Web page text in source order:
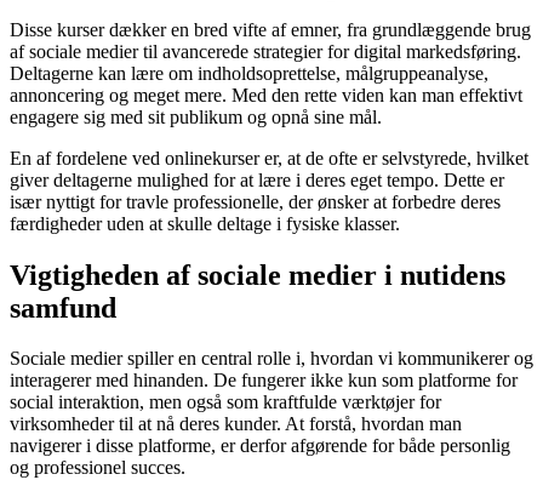
Disse kurser dækker en bred vifte af emner, fra grundlæggende brug
af sociale medier til avancerede strategier for digital markedsføring.
Deltagerne kan lære om indholdsoprettelse, målgruppeanalyse,
annoncering og meget mere. Med den rette viden kan man effektivt
engagere sig med sit publikum og opnå sine mål.
En af fordelene ved onlinekurser er, at de ofte er selvstyrede, hvilket
giver deltagerne mulighed for at lære i deres eget tempo. Dette er
især nyttigt for travle professionelle, der ønsker at forbedre deres
færdigheder uden at skulle deltage i fysiske klasser.
Vigtigheden af sociale medier i nutidens
samfund
Sociale medier spiller en central rolle i, hvordan vi kommunikerer og
interagerer med hinanden. De fungerer ikke kun som platforme for
social interaktion, men også som kraftfulde værktøjer for
virksomheder til at nå deres kunder. At forstå, hvordan man
navigerer i disse platforme, er derfor afgørende for både personlig
og professionel succes.